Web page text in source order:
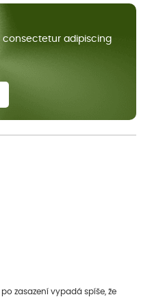
consectetur adipiscing
zasazení vypadá spíše, že